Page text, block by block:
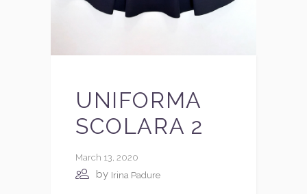
UNIFORMA
SCOLARA 2
March 13, 2020
by Irina Padure